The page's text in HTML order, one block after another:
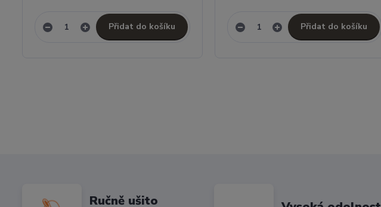
Přidat do košíku Přidat do košíku
Ručně ušito